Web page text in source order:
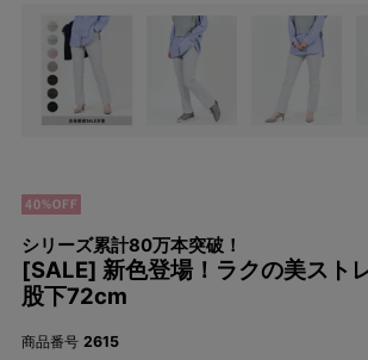
シリーズ累計80万本突破！
[SALE] 新色登場！ラクの美スト
股下72cm
商品番号 2615